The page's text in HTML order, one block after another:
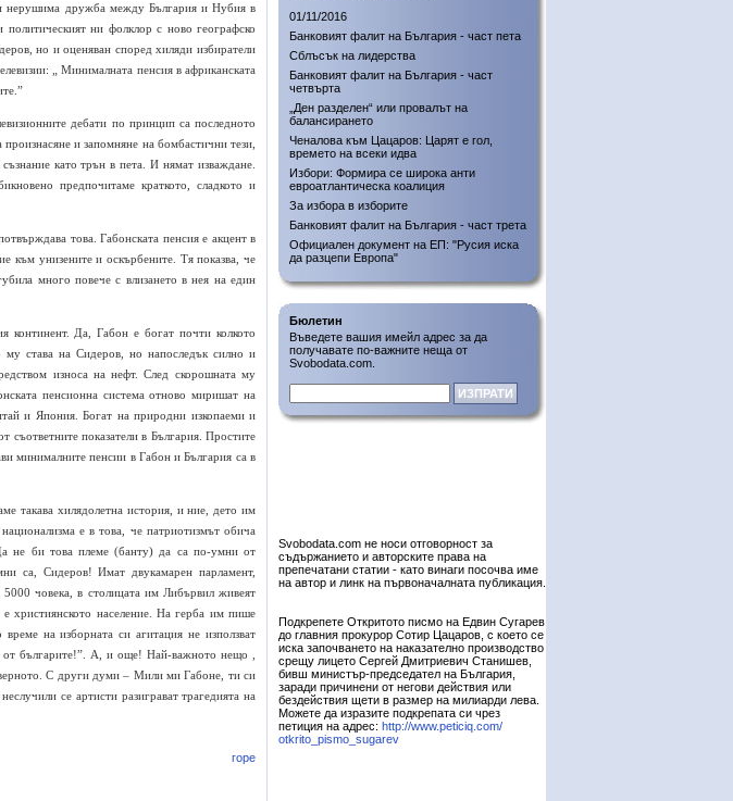
и нерушима дружба между България и Нубия в
ни фолклор с ново географско
но и оценяван според хиляди избиратели
„ Минималната пенсия в африканската
дебати по принцип са последното
и запомняне на бомбастични тези,
като трън в пета. И нямат изваждане.
предпочитаме краткото, сладкото и
това. Габонската пенсия е акцент в
към унизените и оскърбените. Тя показва, че
много повече с влизането в нея на един
континент. Да, Габон е богат почти колкото
му става на Сидеров, но напоследък силно и
износа на нефт. След скорошната му
пенсионна система отново миришат на
и Япония. Богат на природни изкопаеми и
показатели в България. Простите
минималните пенсии в Габон и България са в
такава хилядолетна история, и ние, дето им
е в това, че патриотизмът обича
не би това племе (банту) да са по-умни от
са, Сидеров! Имат двукамарен парламент,
5000 човека, в столицата им Либървил живеят
християнското население. На герба им пише
на изборната си агитация не използват
от българите!”. А, и още! Най-важното нещо ,
С други думи – Мили ми Габоне, ти си
се артисти разиграват трагедията на
горе
01/11/2016
Банковият фалит на България - част пета
Сблъсък на лидерства
Банковият фалит на България - част
четвърта
„Ден разделен“ или провалът на
балансирането
Ченалова към Цацаров: Царят е гол,
времето на всеки идва
Избори: Формира се широка анти
евроатлантическа коалиция
За избора в изборите
Банковият фалит на България - част трета
Официален документ на ЕП: "Русия иска
да разцепи Европа"
Бюлетин
Въведете вашия имейл адрес за да
получавате по-важните неща от
Svobodata.com.
Svobodata.com не носи отговорност за
съдържанието и авторските права на
препечатани статии - като винаги посочва име
на автор и линк на първоначалната публикация.
Подкрепете Откритото писмо на Едвин Сугарев
до главния прокурор Сотир Цацаров, с което се
иска започването на наказателно производство
срещу лицето Сергей Дмитриевич Станишев,
бивш министър-председател на България,
заради причинени от негови действия или
бездействия щети в размер на милиарди лева.
Можете да изразите подкрепата си чрез
петиция на адрес: http://www.peticiq.com/
otkrito_pismo_sugarev